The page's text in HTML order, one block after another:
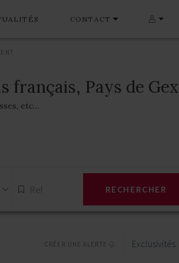
CONTACT
français, Pays de Gex
etc…
RECHERCHER
CRÉER UNE ALERTE
Exclusivités